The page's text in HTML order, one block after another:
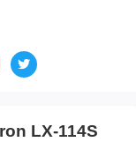
LX-114S